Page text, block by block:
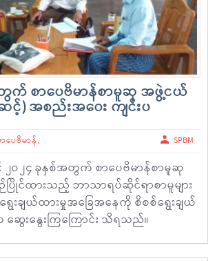
က် စာပေဗိမာန်စာမူဆု အဖွဲ့ငယ်
) အစည်းအဝေး ကျင်းပ
ပေဗိမာန်, SPBM
ဝ၂၄ ခုနှစ်အတွက် စာပေဗိမာန်စာမူဆု
ြိုင်ထားသည့် ဘာသာရပ်ဆိုင်ရာစာမူများ
ချယ်ထားမှုအခြေအနေကို စိစစ်ရွေးချယ်
ဆွေးနွေးကြကြောင်း သိရသည်။